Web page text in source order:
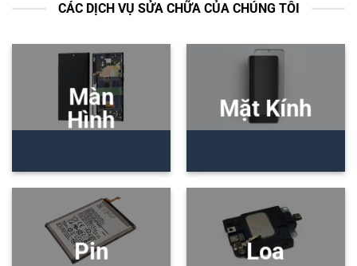
CÁC DỊCH VỤ SỬA CHỮA CỦA CHÚNG TÔI
Màn
Hình
Mặt Kính
Pin Loa